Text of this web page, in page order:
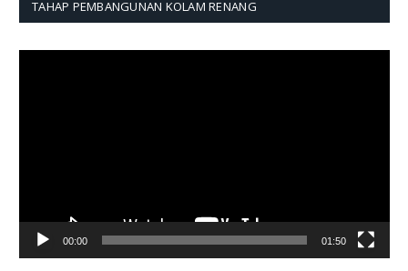
TAHAP PEMBANGUNAN KOLAM RENANG
00:00 01:50